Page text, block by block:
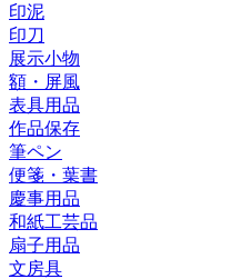
印泥
印刀
展示小物
額・屏風
表具用品
作品保存
筆ペン
便箋・葉書
慶事用品
和紙工芸品
扇子用品
文房具